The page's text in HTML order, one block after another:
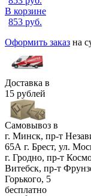
В корзине
853 руб.
Оформить заказ на
Доставка в
15 рублей
Самовывоз в
г. Минск, пр-т
65А г. Брест, ул.
г. Гродно, пр-т
Витебск, пр-т
Горького, 5
бесплатно